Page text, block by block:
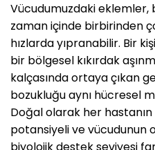
Vücudumuzdaki eklemler,
zaman içinde birbirinden
hızlarda yıpranabilir. Bir
bir bölgesel kıkırdak
kalçasında ortaya çıkan
bozukluğu aynı hücresel
Doğal olarak her
potansiyeli ve vücudunun